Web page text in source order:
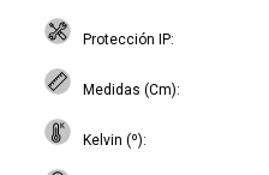
Protección IP
Medidas (Cm)
Kelvin (º)